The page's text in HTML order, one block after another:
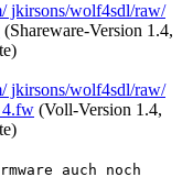
jkirsons/wolf4sdl/raw/
(Shareware-Version 1.4,
jkirsons/wolf4sdl/raw/
(Voll-Version 1.4,
auch noch